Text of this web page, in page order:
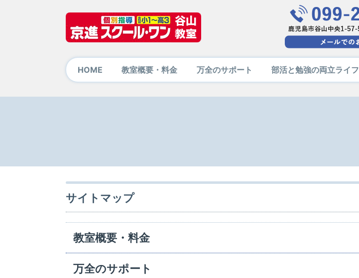
HOME 教室概要・料金 万全のサポート 部活と勉強の両立ライフ
サイトマップ
教室概要・料金
万全のサポート